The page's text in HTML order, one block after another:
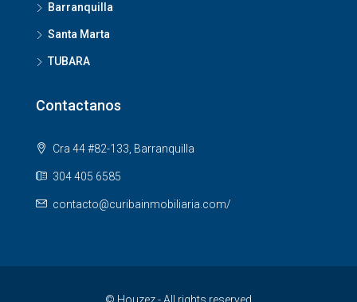
Barranquilla
Santa Marta
TUBARA
Contactanos
Cra 44 #82-133, Barranquilla
304 405 6585
contacto@curibainmobiliaria.com/